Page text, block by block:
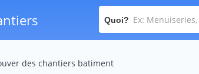
Quoi?
des chantiers batiment